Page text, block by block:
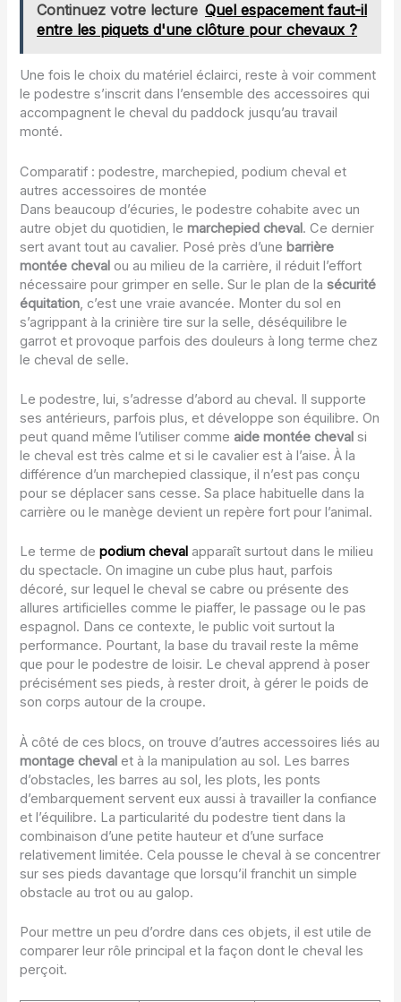
Continuez votre lecture Quel espacement faut-il
entre les piquets d'une clôture pour chevaux ?
Une fois le choix du matériel éclairci, reste à voir comment
le podestre s’inscrit dans l’ensemble des accessoires qui
accompagnent le cheval du paddock jusqu’au travail
monté.
Comparatif : podestre, marchepied, podium cheval et
autres accessoires de montée
Dans beaucoup d’écuries, le podestre cohabite avec un
autre objet du quotidien, lemarchepied cheval. Ce dernier
sert avant tout au cavalier. Posé près d’une barrière
montée cheval ou au milieu de la carrière, il réduit l’effort
nécessaire pour grimper en selle. Sur le plan de lasécurité
équitation , c’est une vraie avancée. Monter du sol en
s’agrippant à la crinière tire sur la selle, déséquilibre le
garrot et provoque parfois des douleurs à long terme chez
le cheval de selle.
Le podestre, lui, s’adresse d’abord au cheval. Il supporte
ses antérieurs, parfois plus, et développe son équilibre. On
peut quand même l’utiliser commeaide montée cheval si
le cheval est très calme et si le cavalier est à l’aise. À la
différence d’un marchepied classique, il n’est pas conçu
pour se déplacer sans cesse. Sa place habituelle dans la
carrière ou le manège devient un repère fort pour l’animal.
Le terme depodium cheval apparaît surtout dans le milieu
du spectacle. On imagine un cube plus haut, parfois
décoré, sur lequel le cheval se cabre ou présente des
allures artificielles comme le piaffer, le passage ou le pas
espagnol. Dans ce contexte, le public voit surtout la
performance. Pourtant, la base du travail reste la même
que pour le podestre de loisir. Le cheval apprend à poser
précisément ses pieds, à rester droit, à gérer le poids de
son corps autour de la croupe.
À côté de ces blocs, on trouve d’autres accessoires liés au
montage cheval et à la manipulation au sol. Les barres
d’obstacles, les barres au sol, les plots, les ponts
d’embarquement servent eux aussi à travailler la confiance
et l’équilibre. La particularité du podestre tient dans la
combinaison d’une petite hauteur et d’une surface
relativement limitée. Cela pousse le cheval à se concentrer
sur ses pieds davantage que lorsqu’il franchit un simple
obstacle au trot ou au galop.
Pour mettre un peu d’ordre dans ces objets, il est utile de
comparer leur rôle principal et la façon dont le cheval les
perçoit.